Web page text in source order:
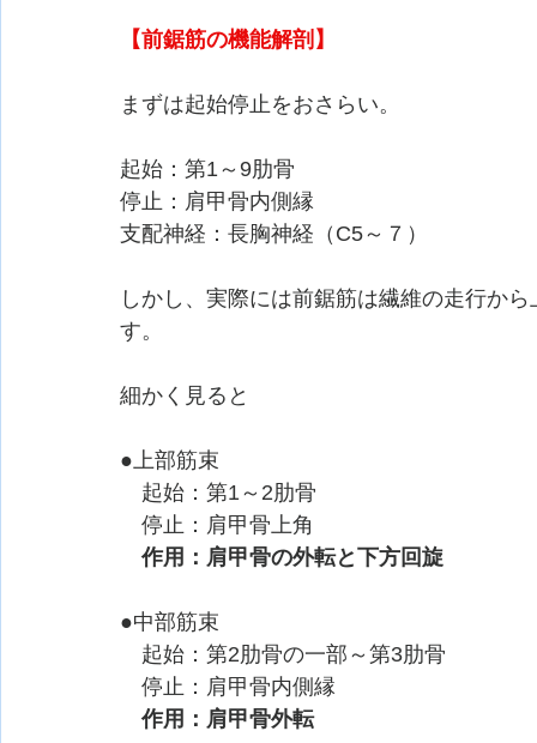
【前鋸筋の機能解剖】
まずは起始停止をおさらい。
起始：第1～9肋骨
停止：肩甲骨内側縁
支配神経：長胸神経（C5～７）
しかし、実際には前鋸筋は繊維の走行か
す。
細かく見ると
●上部筋束
起始：第1～2肋骨
停止：肩甲骨上角
作用：肩甲骨の外転と下方回旋
●中部筋束
起始：第2肋骨の一部～第3肋骨
停止：肩甲骨内側縁
作用：肩甲骨外転